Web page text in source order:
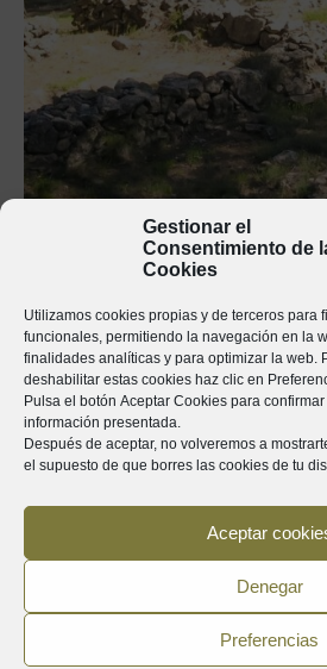
Gestionar el
Consentimiento de
Cookies
Utilizamos cookies propias y de terceros para
funcionales, permitiendo la navegación en la
finalidades analíticas y para optimizar la web.
deshabilitar estas cookies haz clic en
Pulsa el botón Aceptar Cookies para
información presentada.
Después de aceptar, no volveremos a
el supuesto de que borres las cookies de tu
Aceptar
Denegar
Preferencias